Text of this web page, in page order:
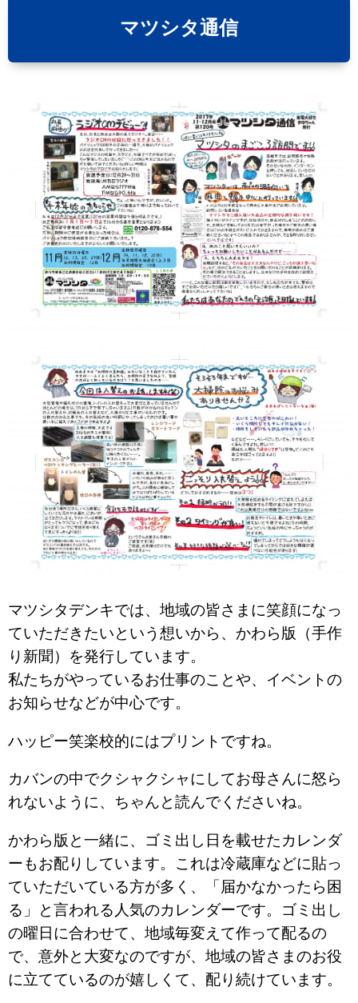
マツシタ通信
マツシタデンキでは、地域の皆さまに笑顔になっ
ていただきたいという想いから、かわら版（手作
り新聞）を発行しています。
私たちがやっているお仕事のことや、イベントの
お知らせなどが中心です。
ハッピー笑楽校的にはプリントですね。
カバンの中でクシャクシャにしてお母さんに怒ら
れないように、ちゃんと読んでくださいね。
かわら版と一緒に、ゴミ出し日を載せたカレンダ
ーもお配りしています。これは冷蔵庫などに貼っ
ていただいている方が多く、「届かなかったら困
る」と言われる人気のカレンダーです。ゴミ出し
の曜日に合わせて、地域毎変えて作って配るの
で、意外と大変なのですが、地域の皆さまのお役
に立てているのが嬉しくて、配り続けています。